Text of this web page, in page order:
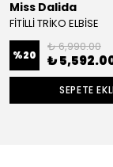
Miss Dalida
FİTİLLİ TRİKO ELBİSE
%20
₺ 6,990.00
₺
SEPETE